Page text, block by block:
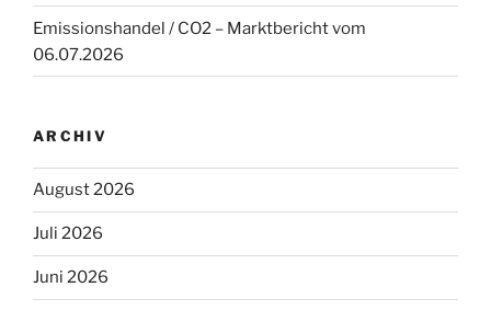
Emissionshandel / CO2 – Marktbericht vom
06.07.2026
ARCHIV
August 2026
Juli 2026
Juni 2026